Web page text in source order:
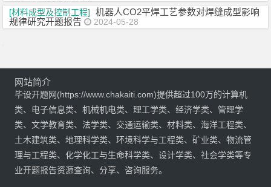
[材料成型及控制工程]
机器人CO2平焊工艺参数对焊缝成型影响
规律研究开题报告
2024-05-28
网站简介
毕设开题网(https://www.chakaiti.com)提供超过100万的计算机
类、电子信息类、机械机电类、理工学类、经济学类、管理学
类、文学教育类、法学类、交通运输类、材料类、海洋工程类、
土木建筑类、地理科学类、环境科学与工程类、矿业类、物流管
理与工程类、化学化工与生命科学类、设计学类、社会学类等专
业开题报告资源查询、分享、咨询服务。